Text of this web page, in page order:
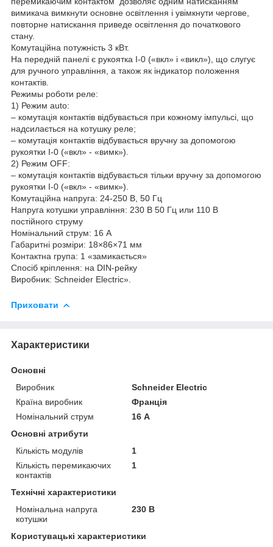
вимикача вимкнути основне освітлення і увімкнути чергове,
повторне натискання приведе освітлення до початкового
стану.
Комутаційна потужність 3 кВт.
На передній панелі є рукоятка I-0 («вкл» і «викл»), що слугує
для ручного управління, а також як індикатор положення
контактів.
Режимы роботи реле:
1) Режим auto:
– комутація контактів відбувається при кожному імпульсі, що
надсилається на котушку реле;
– комутація контактів відбувається вручну за допомогою
рукоятки I-0 («вкл» - «вимк»).
2) Режим OFF:
– комутація контактів відбувається тільки вручну за допомогою
рукоятки I-0 («вкл» - «вимк»).
Комутаційна напруга: 24-250 В, 50 Гц
Напруга котушки управління: 230 В 50 Гц или 110 В
постійного струму
Номінальний струм: 16 А
Габаритні розміри: 18×86×71 мм
Контактна група: 1 «замикається»
Спосіб кріплення: на DIN-рейку
Виробник: Schneider Electric».
Приховати
Характеристики
Основні
Виробник
Schneider Electric
Країна виробник
Франція
Номінальний струм
16 А
Основні атрибути
Кількість модулів
1
Кількість перемикаючих
контактів
1
Технічні характеристики
Номінальна напруга
котушки
230 В
Користувацькі характеристики